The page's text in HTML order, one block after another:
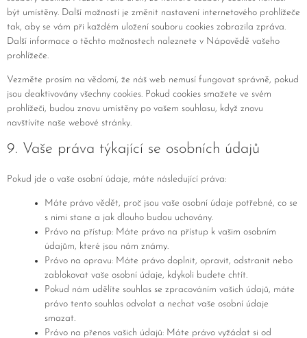
být umístěny. Další možností je změnit nastavení internetového prohlížeče
tak, aby se vám při každém uložení souboru cookies zobrazila zpráva.
Další informace o těchto možnostech naleznete v Nápovědě vašeho
prohlížeče.
Vezměte prosím na vědomí, že náš web nemusí fungovat správně, pokud
jsou deaktivovány všechny cookies. Pokud cookies smažete ve svém
prohlížeči, budou znovu umístěny po vašem souhlasu, když znovu
navštívíte naše webové stránky.
9. Vaše práva týkající se osobních údajů
Pokud jde o vaše osobní údaje, máte následující práva:
Máte právo vědět, proč jsou vaše osobní údaje potřebné, co se
s nimi stane a jak dlouho budou uchovány.
Právo na přístup: Máte právo na přístup k vašim osobním
údajům, které jsou nám známy.
Právo na opravu: Máte právo doplnit, opravit, odstranit nebo
zablokovat vaše osobní údaje, kdykoli budete chtít.
Pokud nám udělíte souhlas se zpracováním vašich údajů, máte
právo tento souhlas odvolat a nechat vaše osobní údaje
smazat.
Právo na přenos vašich údajů: Máte právo vyžádat si od